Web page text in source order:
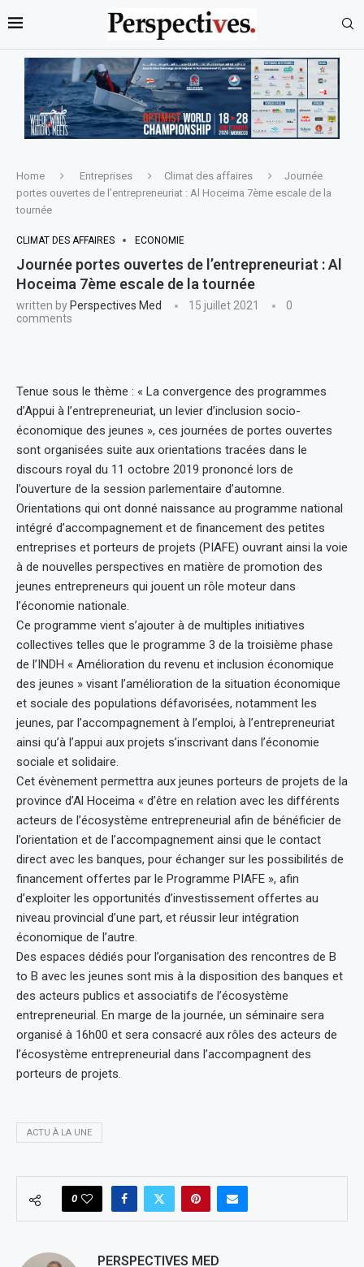
Home Entreprises Climat des affaires
Journée
portes ouvertes de l’entrepreneuriat : Al Hoceima 7ème escale de la
tournée
CLIMAT DES AFFAIRES ECONOMIE
Journée portes ouvertes de l’entrepreneuriat : Al
Hoceima 7ème escale de la tournée
written by Perspectives Med 15 juillet 2021
0
comments
Tenue sous le thème : « La convergence des programmes
d’Appui à l’entrepreneuriat, un levier d’inclusion socio-
économique des jeunes », ces journées de portes ouvertes
sont organisées suite aux orientations tracées dans le
discours royal du 11 octobre 2019 prononcé lors de
l’ouverture de la session parlementaire d’automne.
Orientations qui ont donné naissance au programme national
intégré d’accompagnement et de financement des petites
entreprises et porteurs de projets (PIAFE) ouvrant ainsi la voie
à de nouvelles perspectives en matière de promotion des
jeunes entrepreneurs qui jouent un rôle moteur dans
l’économie nationale.
Ce programme vient s’ajouter à de multiples initiatives
collectives telles que le programme 3 de la troisième phase
de l’INDH « Amélioration du revenu et inclusion économique
des jeunes » visant l’amélioration de la situation économique
et sociale des populations défavorisées, notamment les
jeunes, par l’accompagnement à l’emploi, à l’entrepreneuriat
ainsi qu’à l’appui aux projets s’inscrivant dans l’économie
sociale et solidaire.
Cet évènement permettra aux jeunes porteurs de projets de la
province d’Al Hoceima « d’être en relation avec les différents
acteurs de l’écosystème entrepreneurial afin de bénéficier de
l’orientation et de l’accompagnement ainsi que le contact
direct avec les banques, pour échanger sur les possibilités de
financement offertes par le Programme PIAFE », afin
d’exploiter les opportunités d’investissement offertes au
niveau provincial d’une part, et réussir leur intégration
économique de l’autre.
Des espaces dédiés pour l’organisation des rencontres de B
to B avec les jeunes sont mis à la disposition des banques et
des acteurs publics et associatifs de l’écosystème
entrepreneurial. En marge de la journée, un séminaire sera
organisé à 16h00 et sera consacré aux rôles des acteurs de
l’écosystème entrepreneurial dans l’accompagnent des
porteurs de projets.
ACTU À LA UNE
0
PERSPECTIVES MED